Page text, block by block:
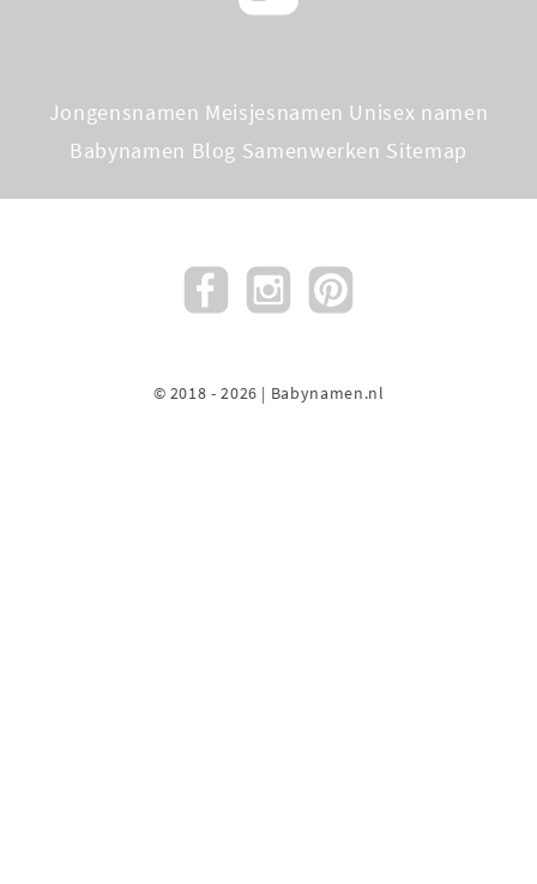
Jongensnamen Meisjesnamen Unisex namen
Babynamen Blog Samenwerken Sitemap
© 2018 - 2026 | Babynamen.nl